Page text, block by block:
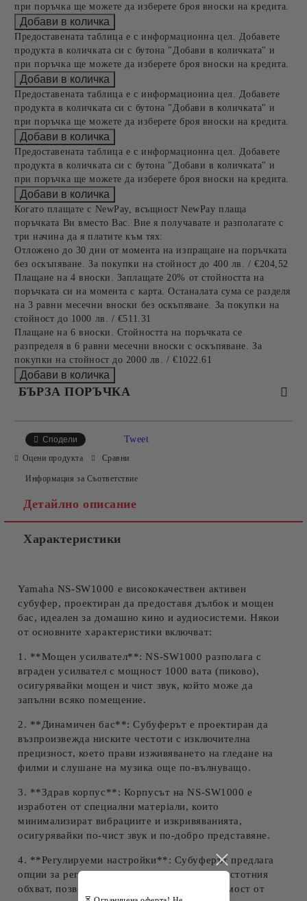
при поръчка ще можете да изберете броя вноски на кредита.
Предоставената таблица е с информационна цел. Добавете
продукта в количката си с бутона "Добави в количката" и
при поръчка ще можете да изберете броя вноски на кредита.
Предоставената таблица е с информационна цел. Добавете
продукта в количката си с бутона "Добави в количката" и
при поръчка ще можете да изберете броя вноски на кредита.
Предоставената таблица е с информационна цел. Добавете
продукта в количката си с бутона "Добави в количката" и
при поръчка ще можете да изберете броя вноски на кредита.
Когато плащате с NewPay, всъщност NewPay плаща
поръчката Ви вместо Вас. Вие я получавате и разполагате с
три начина да я платите към тях:
Отложено до 30 дни от момента на изпращане на поръчката
без оскъпяване. За покупки на стойност до 400 лв. / €204,52
Плащане на 4 вноски. Заплащате 20% от стойността на
поръчката си на момента с карта. Останалата сума се разделя
на 3 равни месечни вноски без оскъпяване. За покупки на
стойност до 1000 лв. / €511.31
Плащане на 6 вноски. Стойността на поръчката се
разпределя в 6 равни месечни вноски с оскъпяване. За
покупки на стойност до 2000 лв. / €1022.61
БЪРЗА ПОРЪЧКА
Съгласен съм с
Ние ще се свържем с вас в рамките на работния ден.
Сподели Tweet
Оцени продукта Сравни
Информация за Съответствие
Детайлно описание
Характеристики
Yamaha NS-SW1000 е висококачествен активен
субуфер, проектиран да предоставя дълбок и мощен
бас, идеален за домашно кино и аудиосистеми. Някои
от основните характеристики включват:
1. **Мощен усилвател**: NS-SW1000 разполага с
вграден усилвател с мощност 1000 вата (пиково),
осигурявайки мощен и чист звук, който може да
запълни всяко помещение.
2. **Динамичен бас**: Субуферът е проектиран да
възпроизвежда ниските честоти с изключителна
прецизност, което прави изживяването на гледане на
филми и слушане на музика още по-вълнуващо.
3. **Здрав корпус**: Корпусът на NS-SW1000 е
изработен от специални матеріали, които
минимализират вибрациите и изкривяванията,
осигурявайки по-чист звук и по-добро представяне.
4. **Регулируеми настройки**: Субуферът предлага
опции за регулиране на нивото на баса и честотния
обхват, позволяващи оптимизация в зависимост от